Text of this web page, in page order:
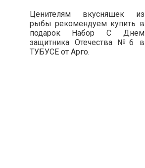
Ценителям вкусняшек из
рыбы рекомендуем купить в
подарок Набор С Днем
защитника Отечества №6 в
ТУБУСЕ от Арго.